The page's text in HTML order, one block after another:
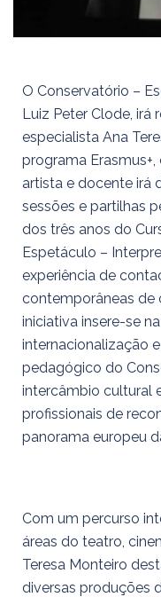
O Conservatório –
Luiz Peter Clode, irá
especialista Ana
programa Erasmus+,
artista e docente irá
sessões e partilhas
dos três anos do
Espetáculo –
experiência de
contemporâneas de
iniciativa insere-se
internacionalização
pedagógico do
intercâmbio cultural
profissionais de
panorama europeu
Com um percurso
áreas do teatro,
Teresa Monteiro
diversas produções